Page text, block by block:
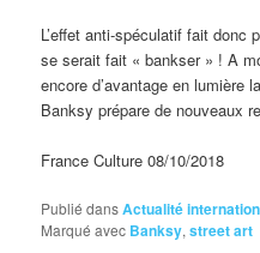
L’effet anti-spéculatif fait donc
se serait fait « bankser » ! A
encore d’avantage en lumière
Banksy prépare de nouveaux
France Culture 08/10/2018
Publié dansActualité
Marqué avec Banksy,street art